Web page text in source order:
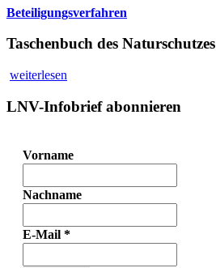
Beteiligungsverfahren
Taschenbuch des Naturschutzes
weiterlesen
LNV-Infobrief abonnieren
Vorname
Nachname
E-Mail *